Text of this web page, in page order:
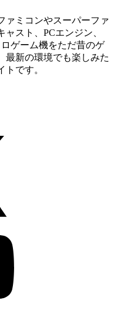
ァミコンやスーパーファ
スト、PCエンジン、
ゲーム機をただ昔のゲ
最新の環境でも楽しみた
です。